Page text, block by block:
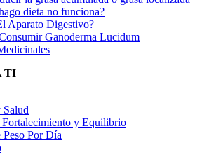
dieta no funciona?
Aparato Digestivo?
Ganoderma Lucidum
TI
y Equilibrio
Por Día